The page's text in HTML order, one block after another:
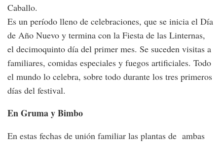
Caballo.
Es un período lleno de celebraciones, que se inicia el Día
de Año Nuevo y termina con la Fiesta de las Linternas,
el decimoquinto día del primer mes. Se suceden visitas a
familiares, comidas especiales y fuegos artificiales. Todo
el mundo lo celebra, sobre todo durante los tres primeros
días del festival.
En Gruma y Bimbo
En estas fechas de unión familiar las plantas de ambas